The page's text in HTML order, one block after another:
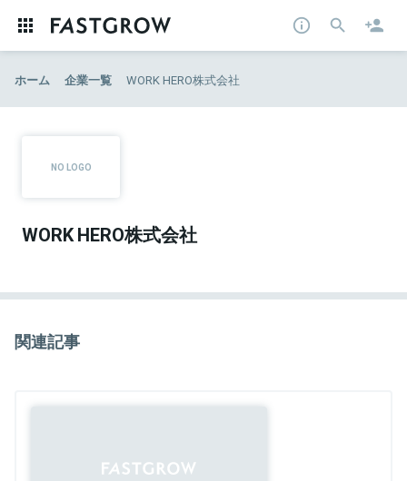
ホーム 企業一覧 WORK HERO株式会社
WORK HERO株式会社
関連記事